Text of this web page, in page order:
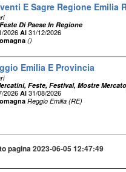
E Sagre Regione Emilia
Di Paese In Regione
2026 Al 31/12/2026
()
Emilia E Provincia
Feste, Festival, Mostre
2026 Al 31/08/2026
Reggio Emilia (RE)
pagina 2023-06-05 12:47:49